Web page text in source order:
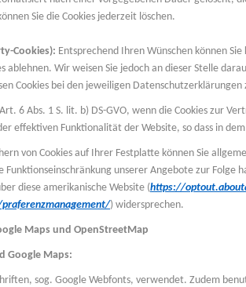
Sie die Cookies jederzeit löschen.
Cookies): Entsprechend Ihren Wünschen können
ablehnen. Wir weisen Sie jedoch an dieser Stelle
Cookies bei den jeweiligen
6 Abs. 1 S. lit. b) DS-GVO, wenn die Cookies zur
effektiven Funktionalität der Website, so dass in
von Cookies auf Ihrer Festplatte können Sie
unserer Angebote zur Folge
diese amerikanische Website (https://
) widersprechen.
Maps und OpenStreetMap
Google Maps:
sog. Google Webfonts, verwendet. Zudem